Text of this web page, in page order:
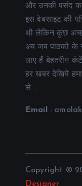
और उनकी पसंद का
इस वेबसाइट की
थी लेकिन कुछ
अब जब पाठकों के
लाए हैं बेहतरीन
हर खबर देखिये
से ..
Email :
Copyright ©
Designer